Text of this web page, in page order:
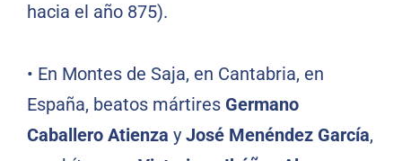
hacia el año 875).
• En Montes de Saja, en Cantabria, en
España, beatos mártires Germano
Caballero Atienza y José Menéndez García,